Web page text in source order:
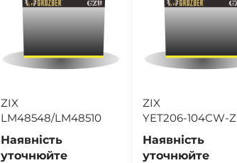
ZIX
LM48548/LM48510
Наявність
уточнюйте
ZIX
YET206-104CW-Z
Наявність
уточнюйте